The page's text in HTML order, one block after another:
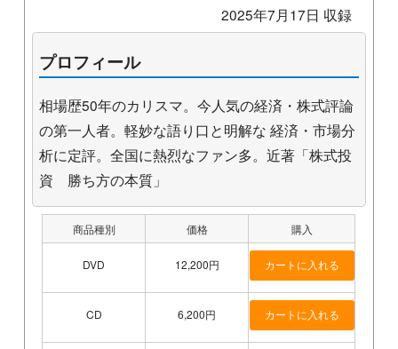
2025年7月17日 収録
プロフィール
相場歴50年のカリスマ。今人気の経済・株式評論
の第一人者。軽妙な語り口と明解な 経済・市場分
析に定評。全国に熱烈なファン多。近著「株式投
資 勝ち方の本質」
商品種別 価格 購入
DVD 12,200円
CD 6,200円